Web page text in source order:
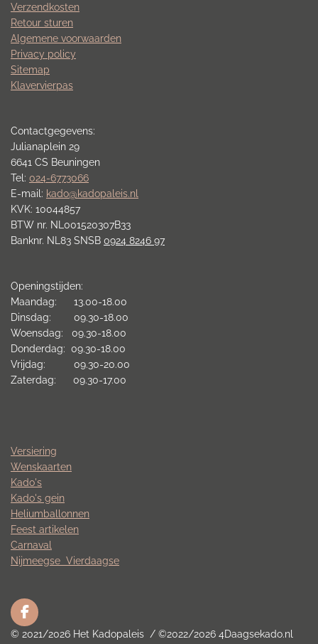
Verzendkosten
Retour sturen
Algemene voorwaarden
Privacy policy
Sitemap
Klavervierpas
Contactgegevens:
Julianaplein 29
6641 CS Beuningen
Tel: 024-6773066
E-mail: kado@kadopaleis.nl
KVK: 10044857
BTW nr. NL001520307B33
Banknr. NL83 SNSB 0924 8246 97
Openingstijden:
Maandag: 13.00-18.00
Dinsdag: 09.30-18.00
Woensdag: 09.30-18.00
Donderdag: 09.30-18.00
Vrijdag: 09.30-20.00
Zaterdag: 09.30-17.00
Versiering
Wenskaarten
Kado's
Kado's gein
Heliumballonnen
Feest artikelen
Carnaval
Nijmeegse Vierdaagse
F
a
© 2021/2026 Het Kadopaleis / ©2022/2026 4Daagsekado.nl